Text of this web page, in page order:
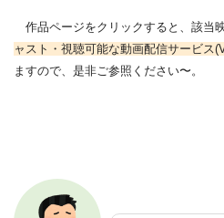
作品ページをクリックすると、該当
ャスト・視聴可能な動画配信サービス
ますので、是非ご参照ください〜。